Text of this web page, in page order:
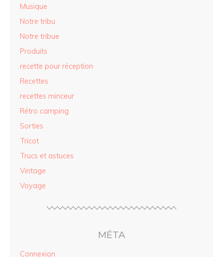
Musique
Notre tribu
Notre tribue
Produits
recette pour réception
Recettes
recettes minceur
Rétro camping
Sorties
Tricot
Trucs et astuces
Vintage
Voyage
MÉTA
Connexion